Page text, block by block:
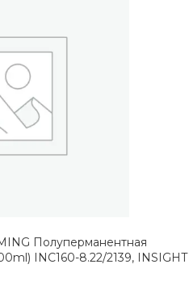
Полуперманентная
INC160-8.22/2139, INSIGHT